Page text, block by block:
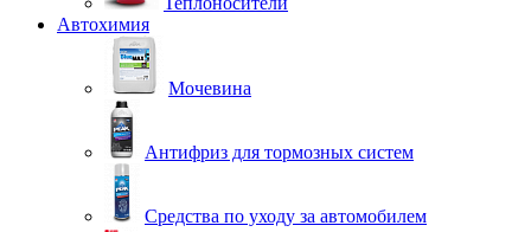
Автохимия
Мочевина
Антифриз для тормозных систем
Средства по уходу за автомобилем